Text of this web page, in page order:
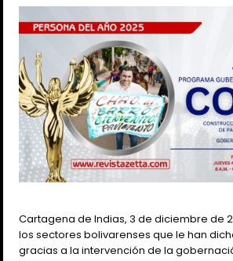
Cartagena de Indias, 3 de diciembre de
los sectores bolivarenses que le han
gracias a la intervención de la